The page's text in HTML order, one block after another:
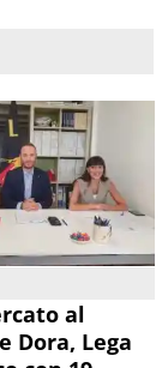
al
Dora, Lega